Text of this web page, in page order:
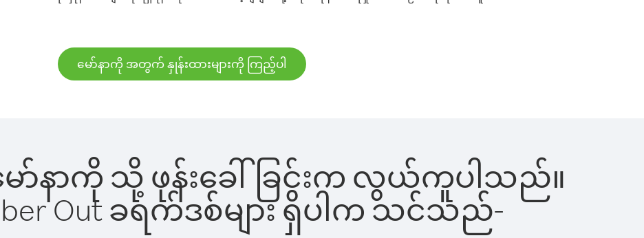
မော်နာကို အတွက် နှုန်းထားများကို ကြည့်ပါ
မော်နာကို သို့ ဖုန်းခေါ်ခြင်းက လွယ်ကူပါသည်။
Out ခရက်ဒစ်များ ရှိပါက သင်သည်-